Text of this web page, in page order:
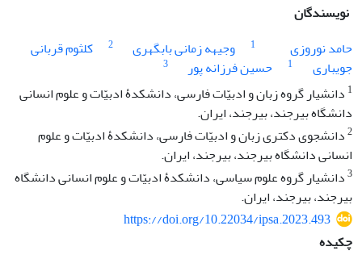
نویسندگان
حامد نوروزی
1 وجیهه زمانی بابگهری 2
کلثوم قربانی
جویباری
1 حسین فرزانه پور
3
1 دانشیار گروه زبان و ادبیّات فارسی، دانشکدۀ ادبیّات و علوم انسانی
دانشگاه بیرجند، بیرجند، ایران.
2دانشجوی دکتری زبان و ادبیّات فارسی، دانشکدۀ ادبیّات و علوم
انسانی دانشگاه بیرجند، بیرجند، ایران.
3دانشیار گروه علوم سیاسی، دانشکدۀ ادبیّات و علوم انسانی دانشگاه
بیرجند، بیرجند، ایران.
https://doi.org/10.22034/ipsa.2023.493
چکیده